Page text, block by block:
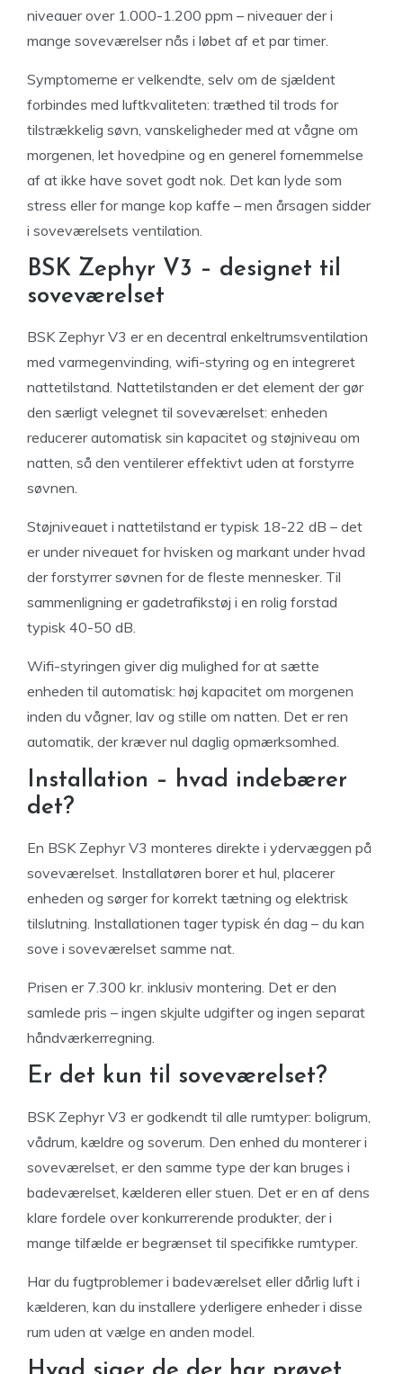
niveauer over 1.000-1.200 ppm – niveauer der i
mange soveværelser nås i løbet af et par timer.
Symptomerne er velkendte, selv om de sjældent
forbindes med luftkvaliteten: træthed til trods for
tilstrækkelig søvn, vanskeligheder med at vågne om
morgenen, let hovedpine og en generel fornemmelse
af at ikke have sovet godt nok. Det kan lyde som
stress eller for mange kop kaffe – men årsagen sidder
i soveværelsets ventilation.
BSK Zephyr V3 – designet til
soveværelset
BSK Zephyr V3 er en decentral enkeltrumsventilation
med varmegenvinding, wifi-styring og en integreret
nattetilstand. Nattetilstanden er det element der gør
den særligt velegnet til soveværelset: enheden
reducerer automatisk sin kapacitet og støjniveau om
natten, så den ventilerer effektivt uden at forstyrre
søvnen.
Støjniveauet i nattetilstand er typisk 18-22 dB – det
er under niveauet for hvisken og markant under hvad
der forstyrrer søvnen for de fleste mennesker. Til
sammenligning er gadetrafikstøj i en rolig forstad
typisk 40-50 dB.
Wifi-styringen giver dig mulighed for at sætte
enheden til automatisk: høj kapacitet om morgenen
inden du vågner, lav og stille om natten. Det er ren
automatik, der kræver nul daglig opmærksomhed.
Installation – hvad indebærer
det?
En BSK Zephyr V3 monteres direkte i ydervæggen på
soveværelset. Installatøren borer et hul, placerer
enheden og sørger for korrekt tætning og elektrisk
tilslutning. Installationen tager typisk én dag – du kan
sove i soveværelset samme nat.
Prisen er 7.300 kr. inklusiv montering. Det er den
samlede pris – ingen skjulte udgifter og ingen separat
håndværkerregning.
Er det kun til soveværelset?
BSK Zephyr V3 er godkendt til alle rumtyper: boligrum,
vådrum, kældre og soverum. Den enhed du monterer i
soveværelset, er den samme type der kan bruges i
badeværelset, kælderen eller stuen. Det er en af dens
klare fordele over konkurrerende produkter, der i
mange tilfælde er begrænset til specifikke rumtyper.
Har du fugtproblemer i badeværelset eller dårlig luft i
kælderen, kan du installere yderligere enheder i disse
rum uden at vælge en anden model.